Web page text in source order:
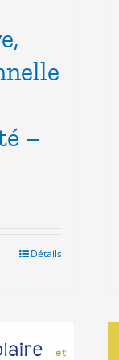
–
Détails